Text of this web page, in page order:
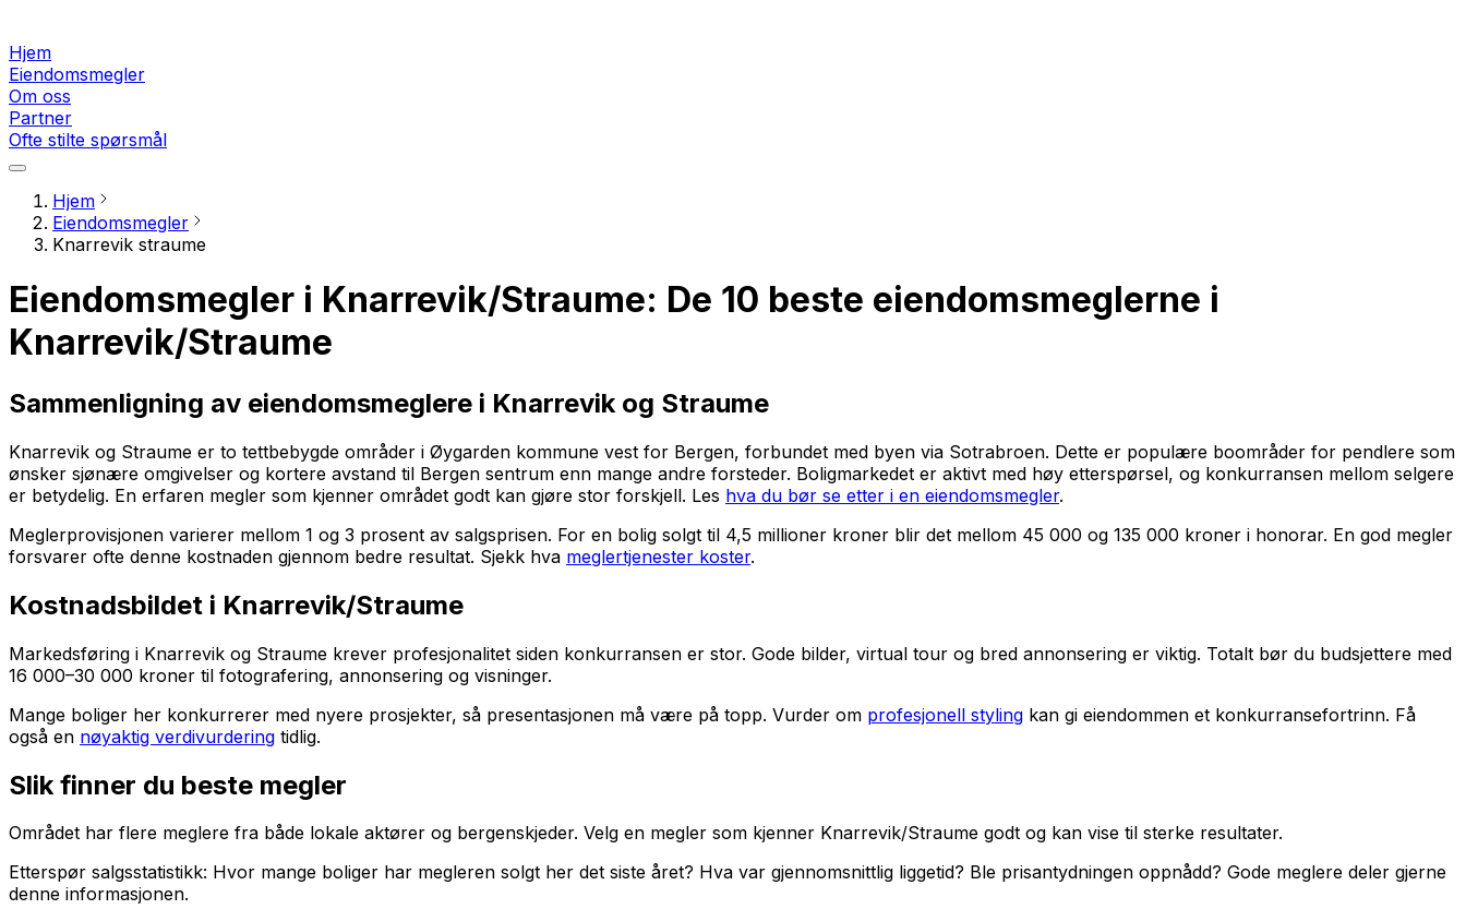
Hjem
Eiendomsmegler
Om oss
Partner
Ofte stilte spørsmål
Hjem
Eiendomsmegler
Knarrevik straume
Eiendomsmegler i Knarrevik/Straume: De 10 beste eiendomsmeglerne i
Knarrevik/Straume
Sammenligning av eiendomsmeglere i Knarrevik og Straume
Knarrevik og Straume er to tettbebygde områder i Øygarden kommune vest for Bergen, forbundet med byen via Sotrabroen. Dette er populære boområder for pendlere som
ønsker sjønære omgivelser og kortere avstand til Bergen sentrum enn mange andre forsteder. Boligmarkedet er aktivt med høy etterspørsel, og konkurransen mellom selgere
er betydelig. En erfaren megler som kjenner området godt kan gjøre stor forskjell. Les hva du bør se etter i en eiendomsmegler.
Meglerprovisjonen varierer mellom 1 og 3 prosent av salgsprisen. For en bolig solgt til 4,5 millioner kroner blir det mellom 45 000 og 135 000 kroner i honorar. En god megler
forsvarer ofte denne kostnaden gjennom bedre resultat. Sjekk hva meglertjenester koster.
Kostnadsbildet i Knarrevik/Straume
Markedsføring i Knarrevik og Straume krever profesjonalitet siden konkurransen er stor. Gode bilder, virtual tour og bred annonsering er viktig. Totalt bør du budsjettere med
16 000–30 000 kroner til fotografering, annonsering og visninger.
Mange boliger her konkurrerer med nyere prosjekter, så presentasjonen må være på topp. Vurder om profesjonell styling kan gi eiendommen et konkurransefortrinn. Få
også en nøyaktig verdivurdering tidlig.
Slik finner du beste megler
Området har flere meglere fra både lokale aktører og bergenskjeder. Velg en megler som kjenner Knarrevik/Straume godt og kan vise til sterke resultater.
Etterspør salgsstatistikk: Hvor mange boliger har megleren solgt her det siste året? Hva var gjennomsnittlig liggetid? Ble prisantydningen oppnådd? Gode meglere deler gjerne
denne informasjonen.